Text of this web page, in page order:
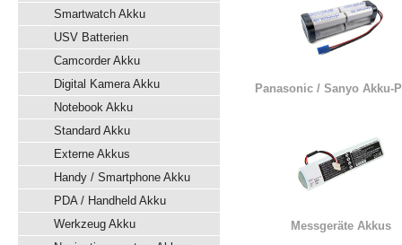
Smartwatch Akku
USV Batterien
Camcorder Akku
Digital Kamera Akku
Notebook Akku
Standard Akku
Externe Akkus
Handy / Smartphone Akku
PDA / Handheld Akku
Werkzeug Akku
Panasonic / Sanyo Akku-
Messgeräte Akkus